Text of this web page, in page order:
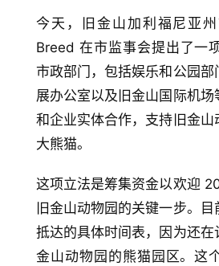
今天，旧金山加利福尼亚
Breed 在市监事会提出了一
市政部门，包括娱乐和公园部
展办公室以及旧金山国际机场
和企业实体合作，支持旧金山
大熊猫。
这项立法是筹集资金以欢迎
旧金山动物园的关键一步。
抵达的具体时间表，因为还在
金山动物园的熊猫园区。这